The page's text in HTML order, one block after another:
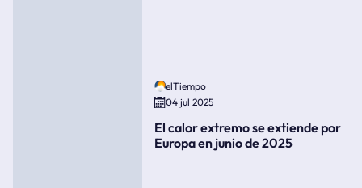
elTiempo
04 jul 2025
El calor extremo se extiende por
Europa en junio de 2025